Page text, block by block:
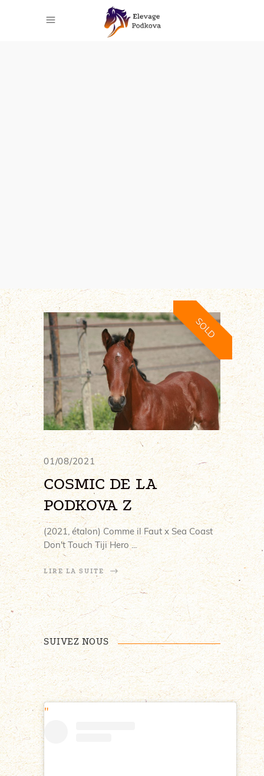
SOLD
01/08/2021
COSMIC DE LA
PODKOVA Z
(2021, étalon) Comme il Faut x Sea Coast
Don't Touch Tiji Hero
LIRE LA SUITE
SUIVEZ NOUS